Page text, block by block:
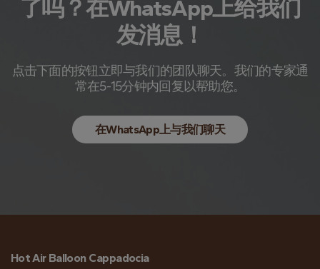
了吗？在WhatsApp上给我们
发消息！
点击下面的按钮立即与我们的团队聊天。我们的专家通
常在5-15分钟内回复以帮助您。
在WhatsApp上与我们聊天
Hot Air Balloon Cappadocia